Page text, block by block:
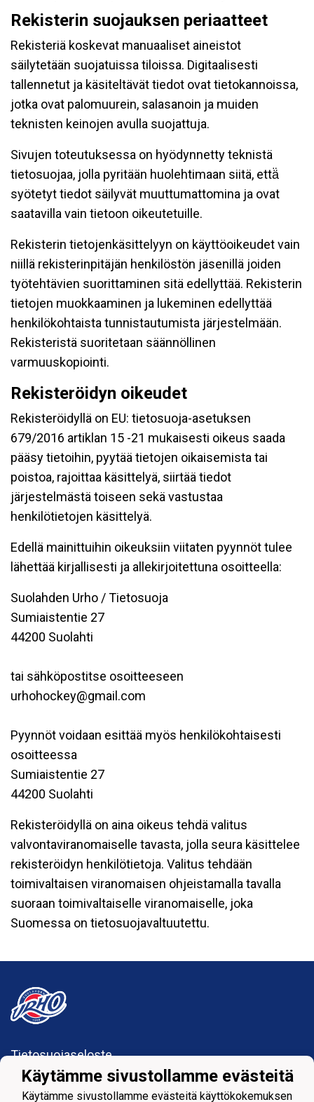
Rekisterin suojauksen periaatteet
Rekisteriä koskevat manuaaliset aineistot
säilytetään suojatuissa tiloissa. Digitaalisesti
tallennetut ja käsiteltävät tiedot ovat tietokannoissa,
jotka ovat palomuurein, salasanoin ja muiden
teknisten keinojen avulla suojattuja.
Sivujen toteutuksessa on hyödynnetty teknistä
tietosuojaa, jolla pyritään huolehtimaan siitä, että̈
syötetyt tiedot säilyvät muuttumattomina ja ovat
saatavilla vain tietoon oikeutetuille.
Rekisterin tietojenkäsittelyyn on käyttöoikeudet vain
niillä rekisterinpitäjän henkilöstön jäsenillä joiden
työtehtävien suorittaminen sitä edellyttää. Rekisterin
tietojen muokkaaminen ja lukeminen edellyttää
henkilökohtaista tunnistautumista järjestelmään.
Rekisteristä suoritetaan säännöllinen
varmuuskopiointi.
Rekisteröidyn oikeudet
Rekisteröidyllä on EU: tietosuoja-asetuksen
679/2016 artiklan 15 -21 mukaisesti oikeus saada
pääsy tietoihin, pyytää tietojen oikaisemista tai
poistoa, rajoittaa käsittelyä, siirtää tiedot
järjestelmästä toiseen sekä vastustaa
henkilötietojen käsittelyä.
Edellä mainittuihin oikeuksiin viitaten pyynnöt tulee
lähettää kirjallisesti ja allekirjoitettuna osoitteella:
Suolahden Urho / Tietosuoja
Sumiaistentie 27
44200 Suolahti
tai sähköpostitse osoitteeseen
urhohockey@gmail.com
Pyynnöt voidaan esittää myös henkilökohtaisesti
osoitteessa
Sumiaistentie 27
44200 Suolahti
Rekisteröidyllä on aina oikeus tehdä valitus
valvontaviranomaiselle tavasta, jolla seura käsittelee
rekisteröidyn henkilötietoja. Valitus tehdään
toimivaltaisen viranomaisen ohjeistamalla tavalla
suoraan toimivaltaiselle viranomaiselle, joka
Suomessa on tietosuojavaltuutettu.
Tietosuojaseloste
Suolahden Urho
Käytämme sivustollamme evästeitä
Käytämme sivustollamme evästeitä käyttökokemuksen